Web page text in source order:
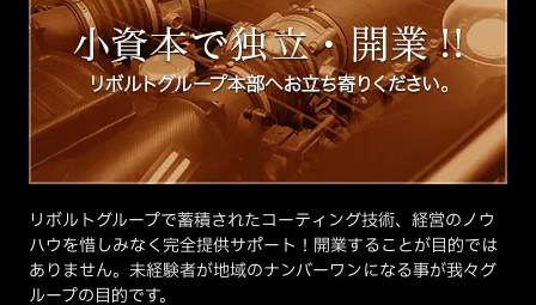
リボルトグループで蓄積されたコーティング技術、経営のノウ
ハウを惜しみなく完全提供サポート！開業することが目的では
ありません。未経験者が地域のナンバーワンになる事が我々グ
ループの目的です。